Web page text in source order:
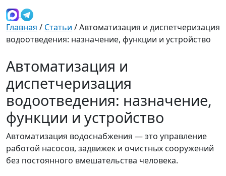
Главная / Статьи /Автоматизация и диспетчеризация
водоотведения: назначение, функции и устройство
Автоматизация и
диспетчеризация
водоотведения: назначение,
функции и устройство
Автоматизация водоснабжения — это управление
работой насосов, задвижек и очистных сооружений
без постоянного вмешательства человека.